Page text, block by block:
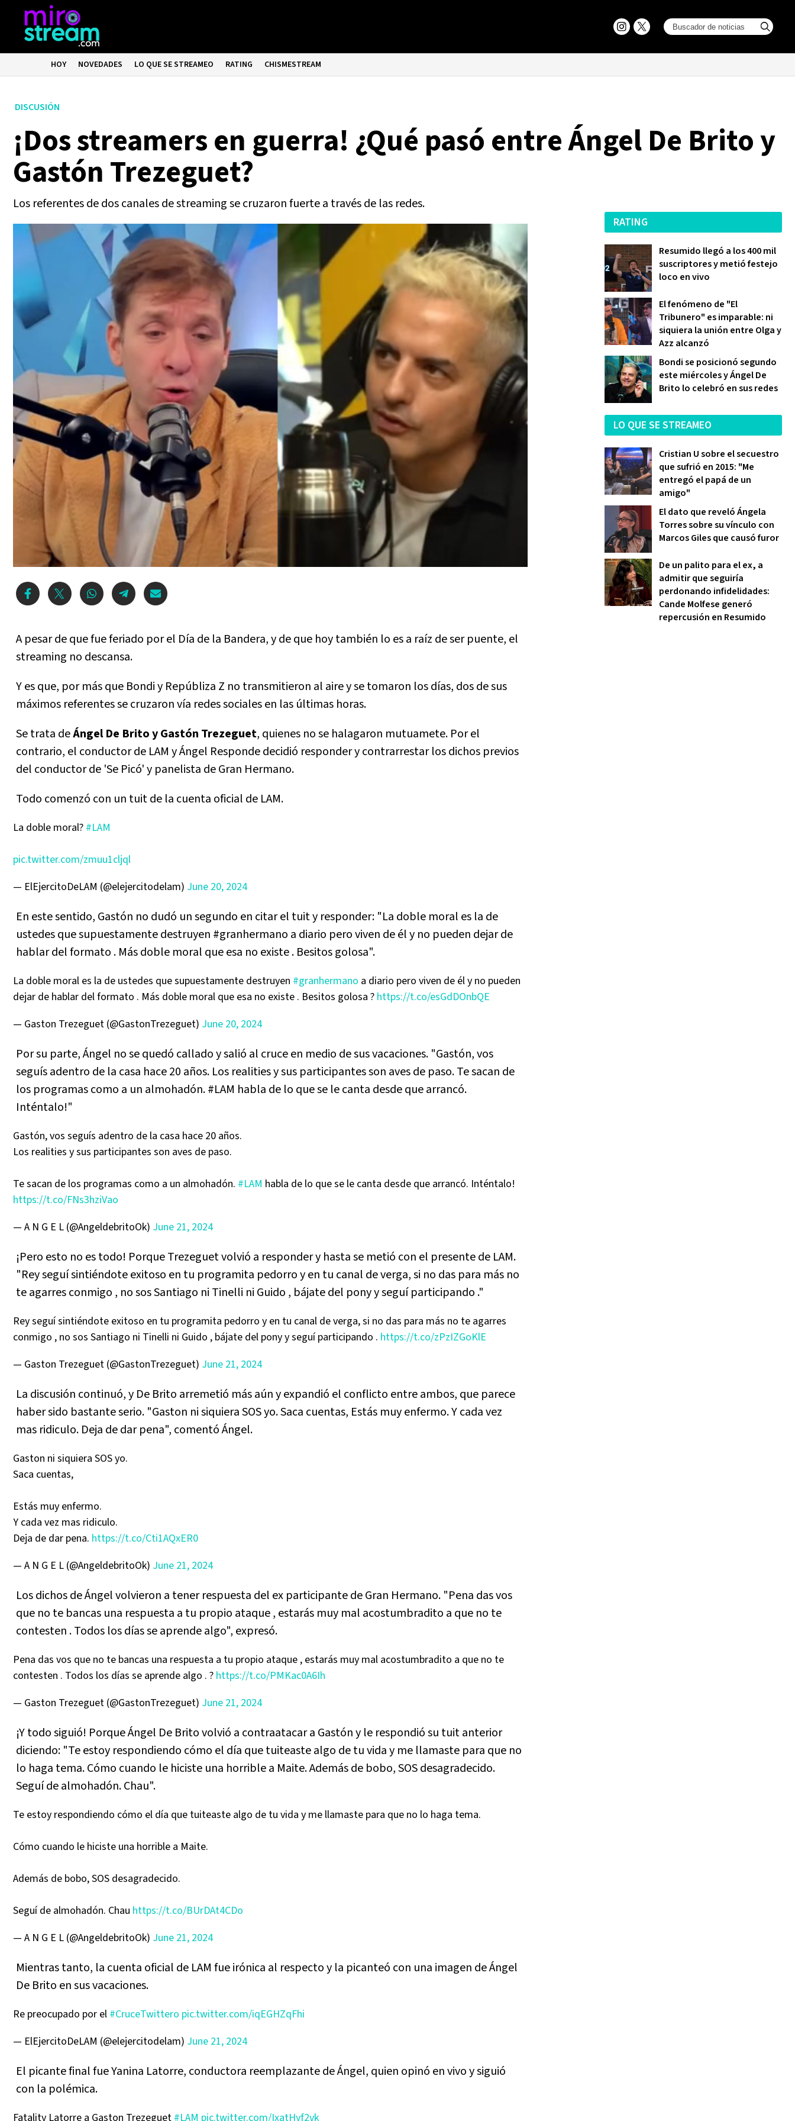
HOY NOVEDADES LO QUE SE STREAMEO RATING CHISMESTREAM
DISCUSIÓN
¡Dos streamers en guerra! ¿Qué pasó entre Ángel De Brito y
Gastón Trezeguet?
Los referentes de dos canales de streaming se cruzaron fuerte a través de las redes.
A pesar de que fue feriado por el Día de la Bandera, y de que hoy también lo es a raíz de ser puente, el
streaming no descansa.
Y es que, por más que Bondi y Repúbliza Z no transmitieron al aire y se tomaron los días, dos de sus
máximos referentes se cruzaron vía redes sociales en las últimas horas.
Se trata deÁngel De Brito y Gastón Trezeguet, quienes no se halagaron mutuamete. Por el
contrario, el conductor de LAM y Ángel Responde decidió responder y contrarrestar los dichos previos
del conductor de 'Se Picó' y panelista de Gran Hermano.
Todo comenzó con un tuit de la cuenta oficial de LAM.
La doble moral? #LAM
pic.twitter.com/zmuu1cljql
— ElEjercitoDeLAM (@elejercitodelam) June 20, 2024
En este sentido, Gastón no dudó un segundo en citar el tuit y responder: "La doble moral es la de
ustedes que supuestamente destruyen #granhermano a diario pero viven de él y no pueden dejar de
hablar del formato . Más doble moral que esa no existe . Besitos golosa".
La doble moral es la de ustedes que supuestamente destruyen #granhermano a diario pero viven de él y no pueden
dejar de hablar del formato . Más doble moral que esa no existe . Besitos golosa ? https://t.co/esGdDOnbQE
— Gaston Trezeguet (@GastonTrezeguet) June 20, 2024
Por su parte, Ángel no se quedó callado y salió al cruce en medio de sus vacaciones. "Gastón, vos
seguís adentro de la casa hace 20 años. Los realities y sus participantes son aves de paso. Te sacan de
los programas como a un almohadón. #LAM habla de lo que se le canta desde que arrancó.
Inténtalo!"
Gastón, vos seguís adentro de la casa hace 20 años.
Los realities y sus participantes son aves de paso.
Te sacan de los programas como a un almohadón. #LAM habla de lo que se le canta desde que arrancó. Inténtalo!
https://t.co/FNs3hziVao
— A N G E L (@AngeldebritoOk) June 21, 2024
¡Pero esto no es todo! Porque Trezeguet volvió a responder y hasta se metió con el presente de LAM.
"Rey seguí sintiéndote exitoso en tu programita pedorro y en tu canal de verga, si no das para más no
te agarres conmigo , no sos Santiago ni Tinelli ni Guido , bájate del pony y seguí participando ."
Rey seguí sintiéndote exitoso en tu programita pedorro y en tu canal de verga, si no das para más no te agarres
conmigo , no sos Santiago ni Tinelli ni Guido , bájate del pony y seguí participando . https://t.co/zPzIZGoKlE
— Gaston Trezeguet (@GastonTrezeguet) June 21, 2024
La discusión continuó, y De Brito arremetió más aún y expandió el conflicto entre ambos, que parece
haber sido bastante serio. "Gaston ni siquiera SOS yo. Saca cuentas, Estás muy enfermo. Y cada vez
mas ridiculo. Deja de dar pena", comentó Ángel.
Gaston ni siquiera SOS yo.
Saca cuentas,
Estás muy enfermo.
Y cada vez mas ridiculo.
Deja de dar pena. https://t.co/Cti1AQxER0
— A N G E L (@AngeldebritoOk) June 21, 2024
Los dichos de Ángel volvieron a tener respuesta del ex participante de Gran Hermano. "Pena das vos
que no te bancas una respuesta a tu propio ataque , estarás muy mal acostumbradito a que no te
contesten . Todos los días se aprende algo", expresó.
Pena das vos que no te bancas una respuesta a tu propio ataque , estarás muy mal acostumbradito a que no te
contesten . Todos los días se aprende algo . ? https://t.co/PMKac0A6Ih
— Gaston Trezeguet (@GastonTrezeguet) June 21, 2024
¡Y todo siguió! Porque Ángel De Brito volvió a contraatacar a Gastón y le respondió su tuit anterior
diciendo: "Te estoy respondiendo cómo el día que tuiteaste algo de tu vida y me llamaste para que no
lo haga tema. Cómo cuando le hiciste una horrible a Maite. Además de bobo, SOS desagradecido.
Seguí de almohadón. Chau".
Te estoy respondiendo cómo el día que tuiteaste algo de tu vida y me llamaste para que no lo haga tema.
Cómo cuando le hiciste una horrible a Maite.
Además de bobo, SOS desagradecido.
Seguí de almohadón. Chau https://t.co/BUrDAt4CDo
— A N G E L (@AngeldebritoOk) June 21, 2024
Mientras tanto, la cuenta oficial de LAM fue irónica al respecto y la picanteó con una imagen de Ángel
De Brito en sus vacaciones.
Re preocupado por el #CruceTwittero pic.twitter.com/iqEGHZqFhi
— ElEjercitoDeLAM (@elejercitodelam) June 21, 2024
El picante final fue Yanina Latorre, conductora reemplazante de Ángel, quien opinó en vivo y siguió
con la polémica.
Fatality Latorre a Gaston Trezeguet #LAM pic.twitter.com/IxatHyf2vk
RATING
Resumido llegó a los 400 mil
suscriptores y metió festejo
loco en vivo
El fenómeno de "El
Tribunero" es imparable: ni
siquiera la unión entre Olga y
Azz alcanzó
Bondi se posicionó segundo
este miércoles y Ángel De
Brito lo celebró en sus redes
LO QUE SE STREAMEO
Cristian U sobre el secuestro
que sufrió en 2015: "Me
entregó el papá de un
amigo"
El dato que reveló Ángela
Torres sobre su vínculo con
Marcos Giles que causó furor
De un palito para el ex, a
admitir que seguiría
perdonando infidelidades:
Cande Molfese generó
repercusión en Resumido